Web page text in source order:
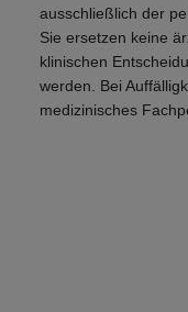
ausschließlich der
Sie ersetzen keine
klinischen
werden. Bei
medizinisches